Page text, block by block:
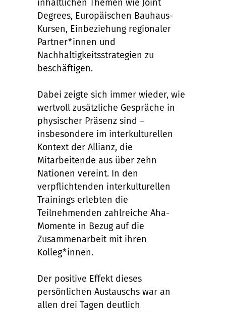
inhaltlichen Themen wie Joint
Degrees, Europäischen Bauhaus-
Kursen, Einbeziehung regionaler
Partner*innen und
Nachhaltigkeitsstrategien zu
beschäftigen.
Dabei zeigte sich immer wieder, wie
wertvoll zusätzliche Gespräche in
physischer Präsenz sind –
insbesondere im interkulturellen
Kontext der Allianz, die
Mitarbeitende aus über zehn
Nationen vereint. In den
verpflichtenden interkulturellen
Trainings erlebten die
Teilnehmenden zahlreiche Aha-
Momente in Bezug auf die
Zusammenarbeit mit ihren
Kolleg*innen.
Der positive Effekt dieses
persönlichen Austauschs war an
allen drei Tagen deutlich